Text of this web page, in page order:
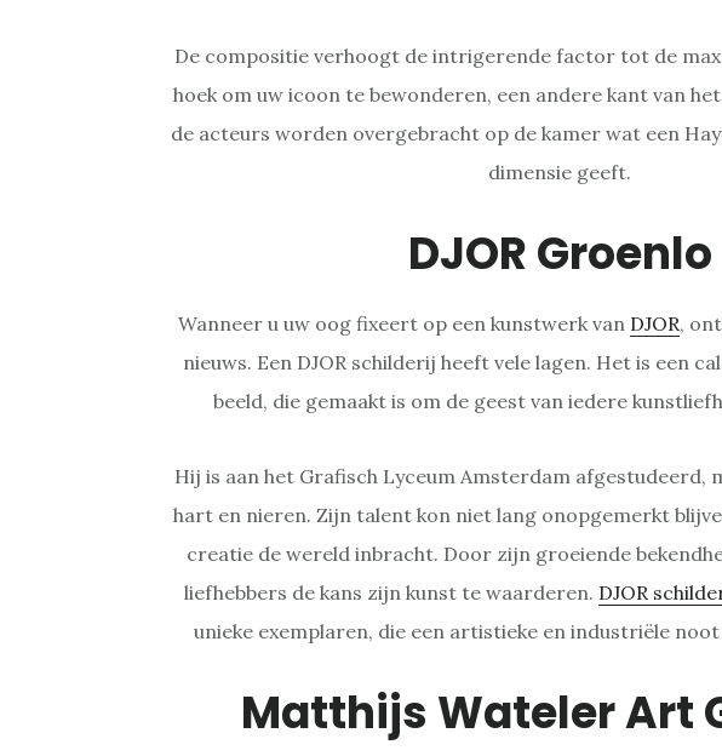
De compositie verhoogt de intrigerende factor tot de
hoek om uw icoon te bewonderen, een andere kant van
de acteurs worden overgebracht op de kamer wat een
dimensie geeft.
DJOR Groenlo
Wanneer u uw oog fixeert op een kunstwerk van DJOR,
nieuws. Een DJOR schilderij heeft vele lagen. Het is een
beeld, die gemaakt is om de geest van iedere
Hij is aan het Grafisch Lyceum Amsterdam afgestudeerd,
hart en nieren. Zijn talent kon niet lang onopgemerkt
creatie de wereld inbracht. Door zijn groeiende
liefhebbers de kans zijn kunst te waarderen. DJOR
unieke exemplaren, die een artistieke en industriële
Matthijs Wateler Art